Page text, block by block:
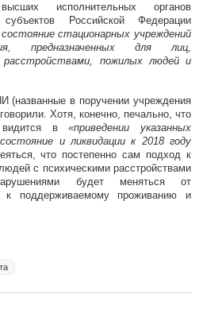
исполнительных органов
субъектов Российской Федерации
стационарных учреждений
предназначенных для лиц,
расстройствами, пожилых людей и
(названные в поручении учреждения
Хотя, конечно, печально, что
видится в«приведении указанных
и ликвидации к 2018 году
что постепенно сам подход к
с психическими расстройствами
будет меняться от
к поддерживаемому проживанию и